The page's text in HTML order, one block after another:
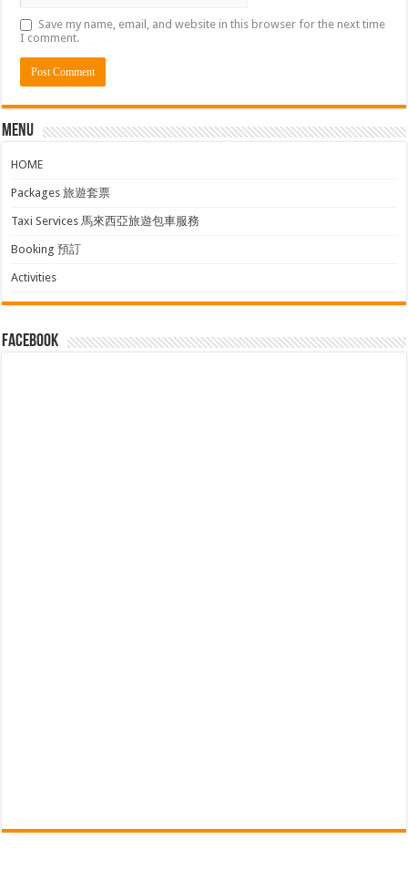
Save my name, email, and website in this browser for the next time
I comment.
Menu
HOME
Packages 旅遊套票
Taxi Services 馬來西亞旅遊包車服務
Booking 預訂
Activities
facebook